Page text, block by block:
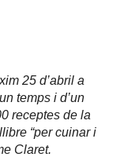
25 d’abril a
temps i d’un
receptes de la
“per cuinar i
Claret.